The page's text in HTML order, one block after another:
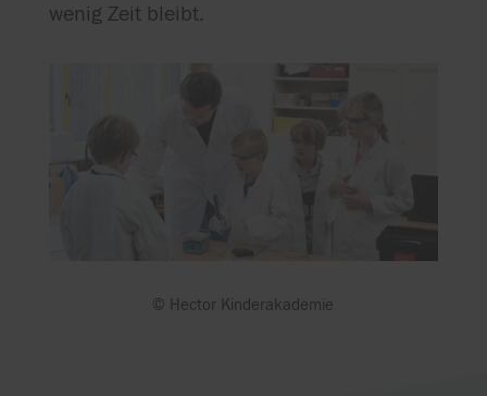
wenig Zeit bleibt.
© Hector Kinderakademie